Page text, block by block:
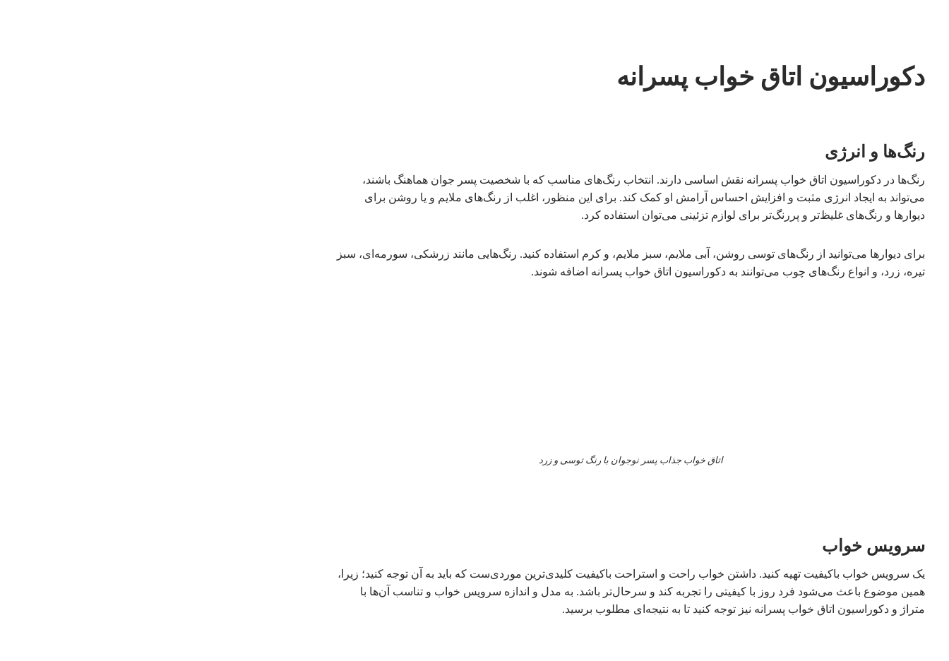
دکوراسیون اتاق خواب پسرانه
رنگ‌ها و انرژی
رنگ‌ها در دکوراسیون اتاق خواب پسرانه نقش اساسی دارند. انتخاب رنگ‌های مناسب که با شخصیت پسر جوان هماهنگ باشند،
می‌تواند به ایجاد انرژی مثبت و افزایش احساس آرامش او کمک کند. برای این منظور، اغلب از رنگ‌های ملایم و یا روشن برای
دیوارها و رنگ‌های غلیظ‌تر و پررنگ‌تر برای لوازم تزئینی می‌توان استفاده کرد.
برای دیوارها می‌توانید از رنگ‌های توسی روشن، آبی ملایم، سبز ملایم، و کرم استفاده کنید. رنگ‌هایی مانند زرشکی، سورمه‌ای، سبز
تیره، زرد، و انواع رنگ‌های چوب می‌توانند به دکوراسیون اتاق خواب پسرانه اضافه شوند.
اتاق خواب جذاب پسر نوجوان با رنگ توسی و زرد
سرویس خواب
یک سرویس خواب باکیفیت تهیه کنید. داشتن خواب راحت و استراحت باکیفیت کلیدی‌ترین موردی‌ست که باید به آن توجه کنید؛ زیرا،
همین موضوع باعث می‌شود فرد روز با کیفیتی را تجربه کند و سرحال‌تر باشد. به مدل و اندازه سرویس خواب و تناسب آن‌ها با
متراژ و دکوراسیون اتاق خواب پسرانه نیز توجه کنید تا به نتیجه‌ای مطلوب برسید.